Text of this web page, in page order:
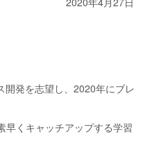
発を志望し、2020年にブレ
早くキャッチアップする学習